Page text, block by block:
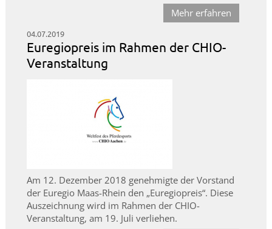
Mehr erfahren
04.07.2019
Euregiopreis im Rahmen der CHIO-
Veranstaltung
Am 12. Dezember 2018 genehmigte der Vorstand
der Euregio Maas-Rhein den „Euregiopreis“. Diese
Auszeichnung wird im Rahmen der CHIO-
Veranstaltung, am 19. Juli verliehen.